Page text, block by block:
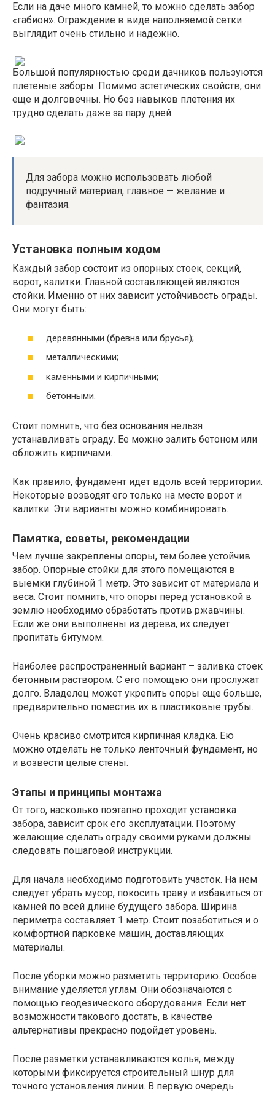
Если на даче много камней, то можно сделать забор
«габион». Ограждение в виде наполняемой сетки
выглядит очень стильно и надежно.
Большой популярностью среди дачников пользуются
плетеные заборы. Помимо эстетических свойств, они
еще и долговечны. Но без навыков плетения их
трудно сделать даже за пару дней.
Для забора можно использовать любой
подручный материал, главное — желание и
фантазия.
Установка полным ходом
Каждый забор состоит из опорных стоек, секций,
ворот, калитки. Главной составляющей являются
стойки. Именно от них зависит устойчивость ограды.
Они могут быть:
деревянными (бревна или брусья);
металлическими;
каменными и кирпичными;
бетонными.
Стоит помнить, что без основания нельзя
устанавливать ограду. Ее можно залить бетоном или
обложить кирпичами.
Как правило, фундамент идет вдоль всей территории.
Некоторые возводят его только на месте ворот и
калитки. Эти варианты можно комбинировать.
Памятка, советы, рекомендации
Чем лучше закреплены опоры, тем более устойчив
забор. Опорные стойки для этого помещаются в
выемки глубиной 1 метр. Это зависит от материала и
веса. Стоит помнить, что опоры перед установкой в
землю необходимо обработать против ржавчины.
Если же они выполнены из дерева, их следует
пропитать битумом.
Наиболее распространенный вариант – заливка стоек
бетонным раствором. С его помощью они прослужат
долго. Владелец может укрепить опоры еще больше,
предварительно поместив их в пластиковые трубы.
Очень красиво смотрится кирпичная кладка. Ею
можно отделать не только ленточный фундамент, но
и возвести целые стены.
Этапы и принципы монтажа
От того, насколько поэтапно проходит установка
забора, зависит срок его эксплуатации. Поэтому
желающие сделать ограду своими руками должны
следовать пошаговой инструкции.
Для начала необходимо подготовить участок. На нем
следует убрать мусор, покосить траву и избавиться от
камней по всей длине будущего забора. Ширина
периметра составляет 1 метр. Стоит позаботиться и о
комфортной парковке машин, доставляющих
материалы.
После уборки можно разметить территорию. Особое
внимание уделяется углам. Они обозначаются с
помощью геодезического оборудования. Если нет
возможности такового достать, в качестве
альтернативы прекрасно подойдет уровень.
После разметки устанавливаются колья, между
которыми фиксируется строительный шнур для
точного установления линии. В первую очередь